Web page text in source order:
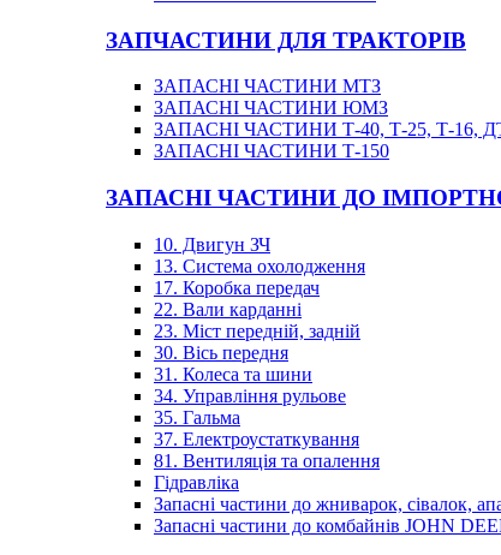
ЗАПЧАСТИНИ ДЛЯ ТРАКТОРІВ
ЗАПАСНІ ЧАСТИНИ МТЗ
ЗАПАСНІ ЧАСТИНИ ЮМЗ
ЗАПАСНІ ЧАСТИНИ Т-40, Т-25, Т-16,
ЗАПАСНІ ЧАСТИНИ Т-150
ЗАПАСНІ ЧАСТИНИ ДО
10. Двигун ЗЧ
13. Система охолодження
17. Коробка передач
22. Вали карданні
23. Міст передній, задній
30. Вісь передня
31. Колеса та шини
34. Управління рульове
35. Гальма
37. Електроустаткування
81. Вентиляція та опалення
Гідравліка
Запасні частини до жниварок, сівалок,
Запасні частини до комбайнів JOHN